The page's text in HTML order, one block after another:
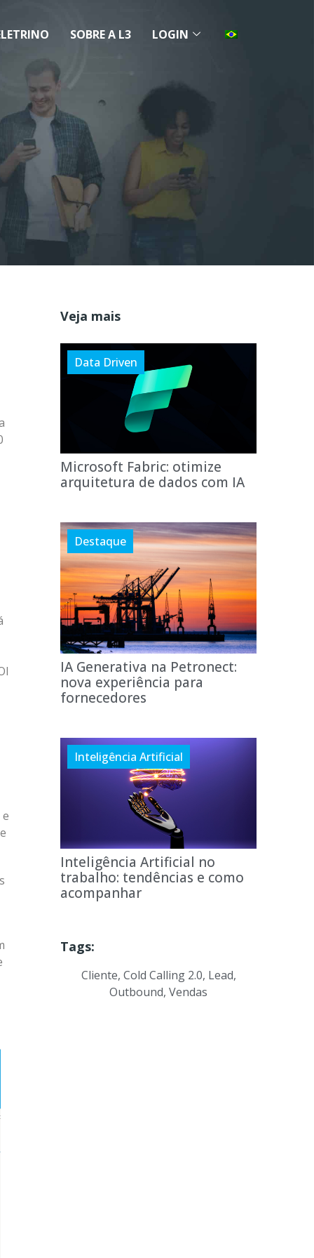
SOBRE A L3 LOGIN
Veja mais
Data Driven
Microsoft Fabric: otimize
arquitetura de dados com IA
Destaque
IA Generativa na Petronect:
nova experiência para
fornecedores
Inteligência Artificial
Inteligência Artificial no
trabalho: tendências e como
acompanhar
Tags:
Cliente, Cold Calling 2.0, Lead,
Outbound, Vendas